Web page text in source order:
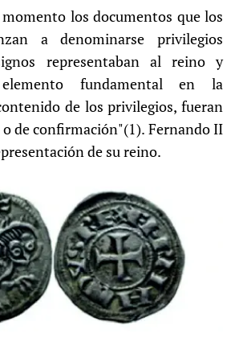
momento los documentos que los
a denominarse privilegios
representaban al reino y
fundamental en la
de los privilegios, fueran
o de confirmación"(1). Fernando II
de su reino.